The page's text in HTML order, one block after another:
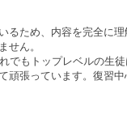
るため、内容を完全に理
せん。
でもトップレベルの生
頑張っています。復習中